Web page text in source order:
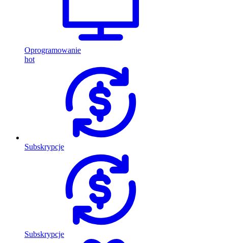
Oprogramowanie
hot
Subskrypcje
Subskrypcje